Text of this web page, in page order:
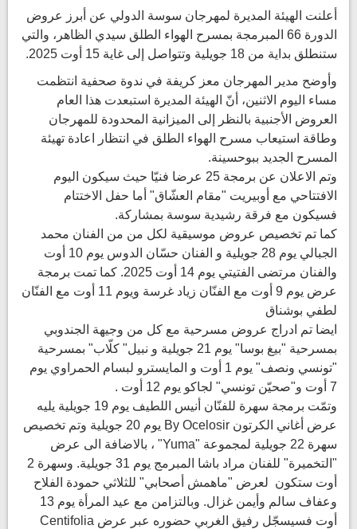
أعلنت الهيئة المديرة لمهرجان سوسة الدولي عن أبرز عروض
الدورة 66 المبرمجة بمسرح الهواء الطلق سيدي الظاهر، والتي
ستنطلق بداية من 18 جويلية وتتواصل إلى غاية 15 أوت 2025.
وأوضح مدير المهرجان معز كريفة في ندوة صحفية انتظمت
مساء اليوم الاثنين، أنّ الهيئة المديرة استبعدت هذا العام
العروض الأجنبية بالنظر إلى الميزانية المحدودة للمهرجان
وطاقة استيعاب مسرح الهواء الطلق في انتظار اعادة تهيئة
المسرح الجديد ببوحسينة.
وتم الاعلان عن برمجة 25 عرضا فنيّا حيث سيكون اليوم
الافتتاحي مع أوبيريت "مقام العشّاق" أما حفل الاختتام
فسيكون مع فرقة رشيدية سوسة بمشاركة.
كما تم تخصيص عروض موسيقية لكل من من الفنان محمد
الجبالي يوم 28 جويلية و الفنان حسّان الدوس يوم 10 أوت
والفنان مرتضى الفتيتي يوم 14 أوت 2025. كما تمت برمجة
عرض يوم 9 أوت مع الفنّان زياد غرسة ويوم 11 أوت مع الفنّان
لطفي بوشناق
ايضا تم ادراج عروض مسرحية مع كل من وجيهة الجندوبي
بمسرحية "بيغ بوسا" يوم 21 جويلية و نبيل" كلّاب" بمسرحية
"تونسي ونصف" يوم 1 أوت و المايسترو لبسام الحمراوي يوم
7 أوت و"صحيّن تونسي" لجاكو يوم 12 أوت .
وتمّت برمجة سهرة للفنّان أنيس اللطيف يوم 19 جويلية يليه
عرض أغاني الكرتون By Ocelosir يوم 20 جويلية وتم تخصيص
سهرة 22 جويلية لمجموعة "Yuma" ، بالاضافة الى عرض
"التخميرة" للفنان مراد باشا المبرمج يوم 31 جويلية. وسهرة 2
أوت ستكون لعرض "ماهمش أصحابي" للثلاثي حمودة الفلاح
وعفاف سالم وأيمن غزال. وبالتزامن مع عيد المرأة يوم 13
أوت فسيسجّل رفيق الغربي حضوره عبر عرض Centifolia